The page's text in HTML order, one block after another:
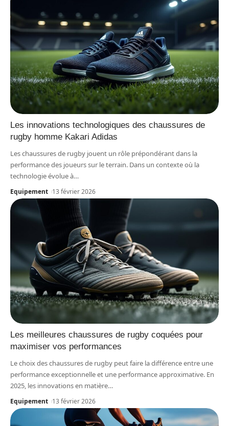
Les innovations technologiques des chaussures de
rugby homme Kakari Adidas
Les chaussures de rugby jouent un rôle prépondérant dans la
performance des joueurs sur le terrain. Dans un contexte où la
technologie évolue à…
Equipement 13 février 2026
Les meilleures chaussures de rugby coquées pour
maximiser vos performances
Le choix des chaussures de rugby peut faire la différence entre une
performance exceptionnelle et une performance approximative. En
2025, les innovations en matière…
Equipement 13 février 2026